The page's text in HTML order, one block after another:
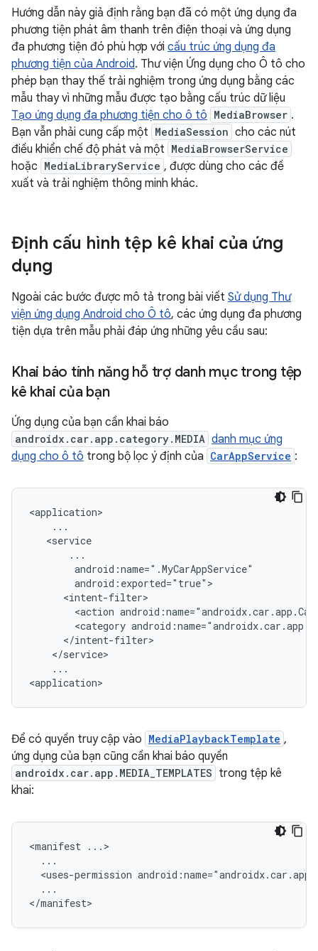
Hướng dẫn này giả định rằng bạn đã có một ứng dụng đa
phương tiện phát âm thanh trên điện thoại và ứng dụng
đa phương tiện đó phù hợp với cấu trúc ứng dụng đa
phương tiện của Android. Thư viện Ứng dụng cho Ô tô cho
phép bạn thay thế trải nghiệm trong ứng dụng bằng các
mẫu thay vì những mẫu được tạo bằng cấu trúc dữ liệu
Tạo ứng dụng đa phương tiện cho ô tô MediaBrowser .
Bạn vẫn phải cung cấp một MediaSession cho các nút
điều khiển chế độ phát và một MediaBrowserService
hoặc MediaLibraryService , được dùng cho các đề
xuất và trải nghiệm thông minh khác.
Định cấu hình tệp kê khai của ứng
dụng
Ngoài các bước được mô tả trong bài viết Sử dụng Thư
viện ứng dụng Android cho Ô tô, các ứng dụng đa phương
tiện dựa trên mẫu phải đáp ứng những yêu cầu sau:
Khai báo tính năng hỗ trợ danh mục trong tệp
kê khai của bạn
Ứng dụng của bạn cần khai báo
androidx.car.app.category.MEDIA danh mục ứng
dụng cho ô tô trong bộ lọc ý định của CarAppService :
<action
<category
...
Để có quyền truy cập vào MediaPlaybackTemplate ,
ứng dụng của bạn cũng cần khai báo quyền
androidx.car.app.MEDIA_TEMPLATES trong tệp kê
khai:
<manifest
<uses-permission
...